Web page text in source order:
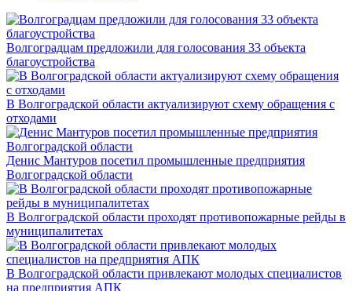
Волгоградцам предложили для голосования 33 объекта
благоустройства
В Волгоградской области актуализируют схему обращения с
отходами
Денис Мантуров посетил промышленные предприятия
Волгоградской области
В Волгоградской области проходят противопожарные рейды в
муниципалитетах
В Волгоградской области привлекают молодых специалистов
на предприятия АПК